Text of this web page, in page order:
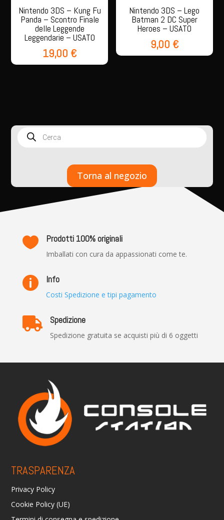
Nintendo 3DS – Kung Fu
Panda – Scontro Finale
delle Leggende
Leggendarie – USATO
19,00 €
Nintendo 3DS – Lego
Batman 2 DC Super
Heroes – USATO
9,00 €
search
Torna al negozio
 Prodotti 100% originali
Imballati con cura da appassionati come te.
 Info
Costi Spedizione e tipi pagamento
 Spedizione
Spedizione gratuita se acquisti più di 6 oggetti
TRASPARENZA
Privacy Policy
Cookie Policy (UE)